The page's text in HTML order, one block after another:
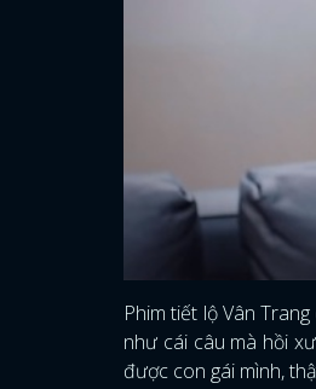
Phim tiết lộ Vân
như cái câu mà hồi
được con gái mình,